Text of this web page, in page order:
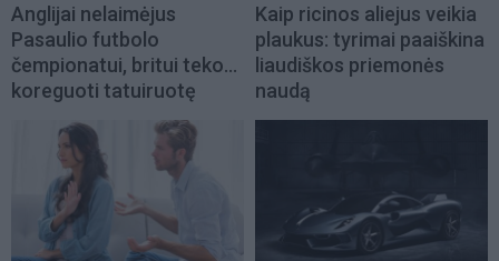
Anglijai nelaimėjus
Pasaulio futbolo
čempionatui, britui teko...
koreguoti tatuiruotę
Kaip ricinos aliejus veikia
plaukus: tyrimai paaiškina
liaudiškos priemonės
naudą